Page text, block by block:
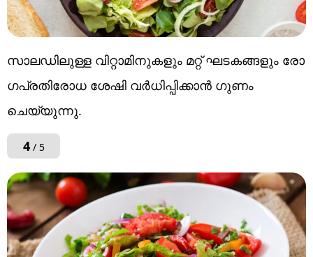
സാലഡിലുള്ള വിറ്റാമിനുകളും മറ്റ് ഘടകങ്ങളും രോ​
ഗപ്രതിരോധ ശേഷി വർധിപ്പിക്കാൻ ​ഗുണം
ചെയ്യുന്നു.
4/ 5